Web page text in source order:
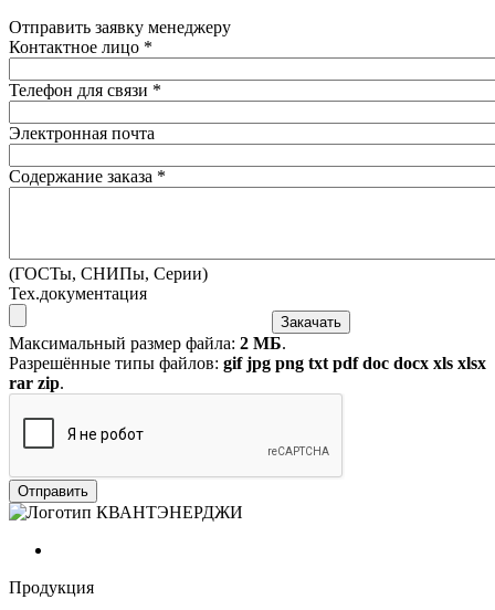
Отправить заявку менеджеру
Контактное лицо *
Телефон для связи *
Электронная почта
Содержание заказа *
(ГОСТы, СНИПы, Серии)
Тех.документация
Максимальный размер файла: 2 МБ.
Разрешённые типы файлов: gif jpg png txt pdf doc docx xls xlsx
rar zip.
Продукция